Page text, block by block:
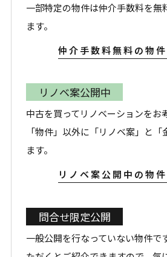
一部特定の物件は仲介手数料を無
ます。
仲介手数料無料の物
リノベ案公開中
中古を買ってリノベーションをお
「物件」以外に「リノベ案」と
ます。
リノベ案公開中の物
問合せ限定公開
一般公開を行なっていない物件で